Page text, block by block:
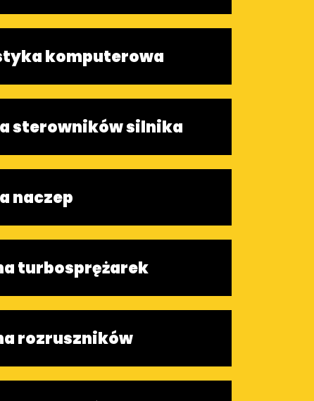
komputerowa
sterowników silnika
naczep
turbosprężarek
rozruszników